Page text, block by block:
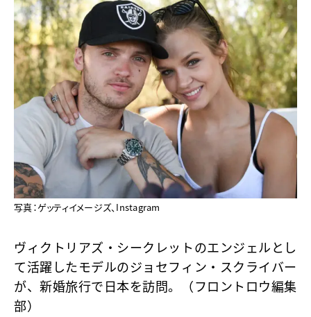
写真：ゲッティイメージズ、Instagram
ヴィクトリアズ・シークレットのエンジェルとし
て活躍したモデルのジョセフィン・スクライバー
が、新婚旅行で日本を訪問。（フロントロウ編集
部）